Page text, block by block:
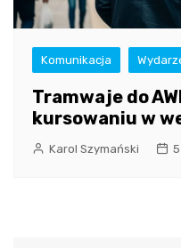
Komunikacja
Tramwaje do
kursowaniu w
Karol Szymański